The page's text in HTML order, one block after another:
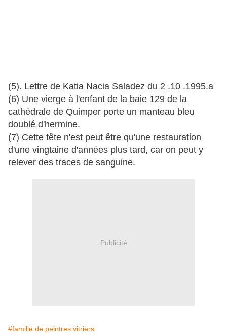
(5). Lettre de Katia Nacia Saladez du 2 .10 .1995.a
(6) Une vierge à l'enfant de la baie 129 de la
cathédrale de Quimper porte un manteau bleu
doublé d'hermine.
(7) Cette tête n'est peut être qu'une restauration
d'une vingtaine d'années plus tard, car on peut y
relever des traces de sanguine.
Publicité
#famille de peintres vitriers